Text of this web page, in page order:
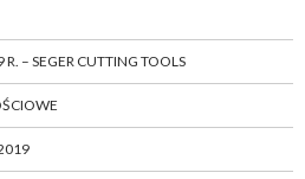
– SEGER CUTTING TOOLS